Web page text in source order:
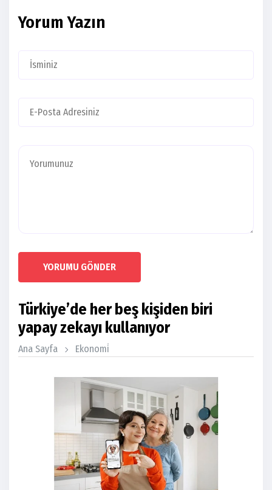
Yorum Yazın
YORUMU GÖNDER
Türkiye’de her beş kişiden biri
yapay zekayı kullanıyor
Ana Sayfa Ekonomi̇